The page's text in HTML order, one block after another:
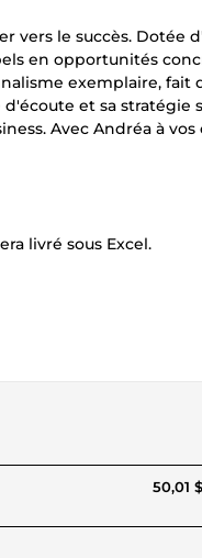
vers le succès. Dotée
en opportunités
exemplaire, fait
et sa stratégie
Avec Andréa à vos
livré sous Excel.
50,01